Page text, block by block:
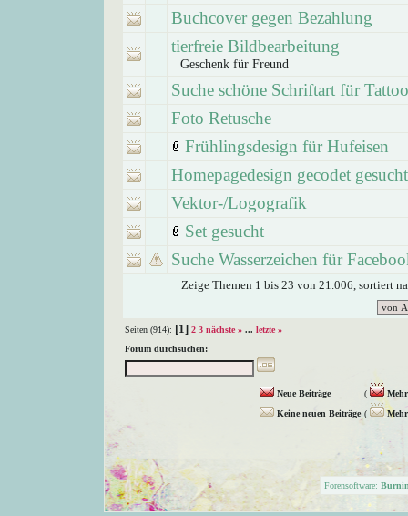
Buchcover gegen Bezahlung
tierfreie Bildbearbeitung
Geschenk für Freund
Suche schöne Schriftart für Tattoo
Foto Retusche
Frühlingsdesign für Hufeisen
Homepagedesign gecodet gesucht
Vektor-/Logografik
Set gesucht
Suche Wasserzeichen für
Zeige Themen 1 bis 23 von 21.006, sortiert
Seiten (914): [1] 2 3 nächste » ... letzte »
Forum durchsuchen:
Neue Beiträge (
Keine neuen Beiträge (
Forensoftware: